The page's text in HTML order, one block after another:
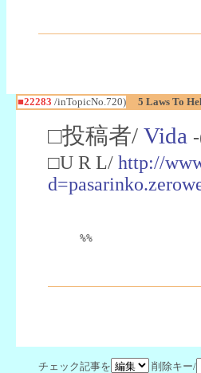
■22283 /inTopicNo.720) 5 Laws To
□投稿者/ Vida
□U R L/ http://
%%
チェック記事を 削除キー/